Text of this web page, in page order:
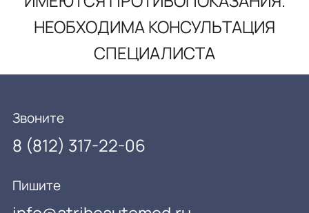
НЕОБХОДИМА КОНСУЛЬТАЦИЯ
СПЕЦИАЛИСТА
Звоните
8 (812) 317-22-06
Пишите